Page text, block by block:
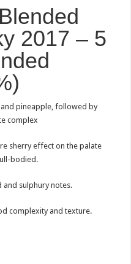
2017 – 5
pineapple, followed by
complex
sherry effect on the palate
bodied.
and sulphury notes.
complexity and texture.